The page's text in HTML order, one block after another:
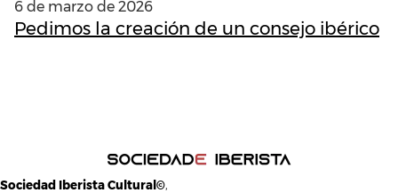
6 de marzo de 2026
Pedimos la creación de un consejo ibérico
Sociedad Iberista Cultural©,